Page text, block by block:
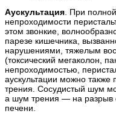
Аускультация . При
непроходимости
этом звонкие,
парезе кишечника,
нарушениями, тяжелым
(токсический мегаколон,
непроходимостью,
аускультации можно
трения. Сосудистый шум
а шум трения — на разрыв
печени.